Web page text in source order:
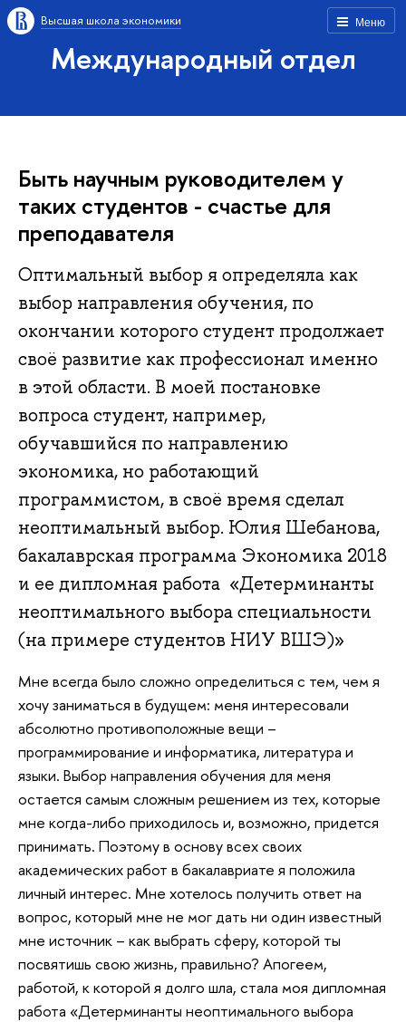
Меню
Высшая школа экономики
Международный отдел
Быть научным руководителем у
таких студентов - счастье для
преподавателя
Оптимальный выбор я определяла как
выбор направления обучения, по
окончании которого студент продолжает
своё развитие как профессионал именно
в этой области. В моей постановке
вопроса студент, например,
обучавшийся по направлению
экономика, но работающий
программистом, в своё время сделал
неоптимальный выбор. Юлия Шебанова,
бакалаврская программа Экономика 2018
и ее дипломная работа «Детерминанты
неоптимального выбора специальности
(на примере студентов НИУ ВШЭ)»
Мне всегда было сложно определиться с тем, чем я
хочу заниматься в будущем: меня интересовали
абсолютно противоположные вещи –
программирование и информатика, литература и
языки. Выбор направления обучения для меня
остается самым сложным решением из тех, которые
мне когда-либо приходилось и, возможно, придется
принимать. Поэтому в основу всех своих
академических работ в бакалавриате я положила
личный интерес. Мне хотелось получить ответ на
вопрос, который мне не мог дать ни один известный
мне источник – как выбрать сферу, которой ты
посвятишь свою жизнь, правильно? Апогеем,
работой, к которой я долго шла, стала моя дипломная
работа «Детерминанты неоптимального выбора